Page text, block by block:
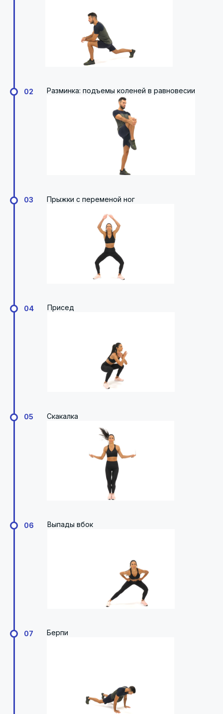
02 Разминка: подъемы коленей в равновесии
03 Прыжки с переменой ног
04 Присед
05 Скакалка
06 Выпады вбок
07 Берпи